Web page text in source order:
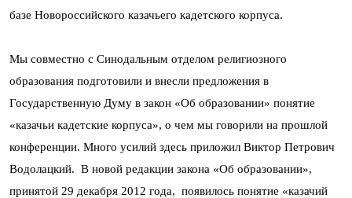
базе Новороссийского казачьего кадетского корпуса.
Мы совместно с Синодальным отделом религиозного
образования подготовили и внесли предложения в
Государственную Думу в закон «Об образовании» понятие
«казачьи кадетские корпуса», о чем мы говорили на прошлой
конференции. Много усилий здесь приложил Виктор Петрович
Водолацкий. В новой редакции закона «Об образовании»,
принятой 29 декабря 2012 года, появилось понятие «казачий